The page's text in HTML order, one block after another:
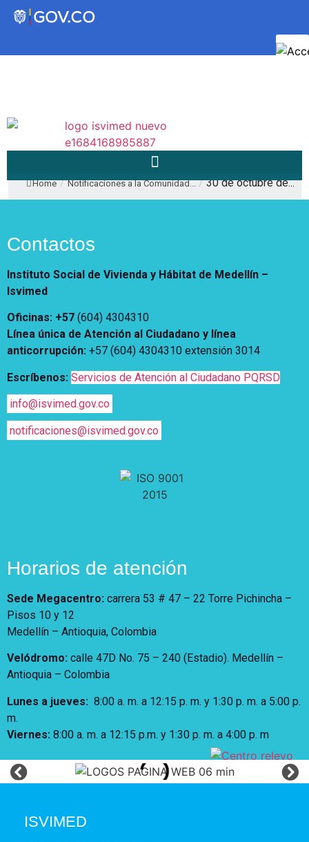
Servicios
Mejoramiento de
Vivienda Nueva
Vivienda un proyecto
familiar
Titulación
Arrendamiento temporal
Reconocimiento de
Edificaciones – C0
Convocatorias
¿Qué es el ISVIMED?
Plan de Desarrollo
Rendición de cuentas
Directorio de servidores
Opciones de accesibilidad
A+ A A-
Tamaño de la
Home / Notificaciones a la Comunidad... / 30 de octubre de...
Contactos
Instituto Social de Vivienda y Hábitat de Medellín –
Isvimed
Oficinas: +57 (604) 4304310
Línea única de Atención al Ciudadano y línea
anticorrupción: +57 (604) 4304310 extensión 3014
Escríbenos: Servicios de Atención al Ciudadano PQRSD
info@isvimed.gov.co
notificaciones@isvimed.gov.co
Horarios de atención
Sede Megacentro: carrera 53 # 47 – 22 Torre Pichincha –
Pisos 10 y 12
Medellín – Antioquia, Colombia
Velódromo: calle 47D No. 75 – 240 (Estadio). Medellín –
Antioquia – Colombia
Lunes a jueves: 8:00 a. m. a 12:15 p. m. y 1:30 p. m. a 5:00 p.
m.
Viernes: 8:00 a. m. a 12:15 p.m. y 1:30 p. m. a 4:00 p. m
ISVIMED